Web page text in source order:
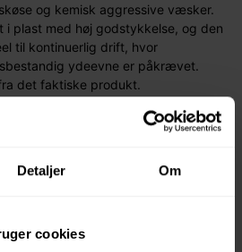
Detaljer Om
cookies
og kemisk aggressive væsker.
i plast med høj godstykkelse, og den
til kontinuerlig drift, hvor
ydeevne er påkrævet.
det faktiske produkt.